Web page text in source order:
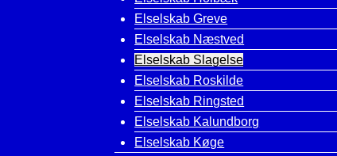
Elselskab Greve
Elselskab Næstved
Elselskab Slagelse
Elselskab Roskilde
Elselskab Ringsted
Elselskab Kalundborg
Elselskab Køge